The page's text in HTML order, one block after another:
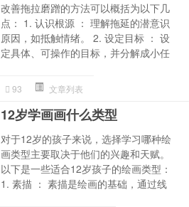
改善拖拉磨蹭的方法可以概括为以下几
点： 1. 认识根源 ： 理解拖延的潜意识
原因，如抵触情绪。 2. 设定目标 ： 设
定具体、可操作的目标，并分解成小任
93 文章列表
12岁学画画什么类型
对于12岁的孩子来说，选择学习哪种绘
画类型主要取决于他们的兴趣和天赋。
以下是一些适合12岁孩子的绘画类型：
1. 素描 ： 素描是绘画的基础，通过线